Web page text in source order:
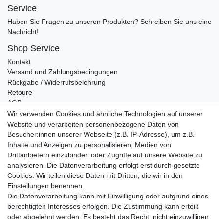
Service
Haben Sie Fragen zu unseren Produkten? Schreiben Sie uns eine
Nachricht!
Shop Service
Kontakt
Versand und Zahlungsbedingungen
Rückgabe / Widerrufsbelehrung
Retoure
AGB
Vertrag widerrufen
Informationen
Datenschutz
Impressum
Wir verschicken klimaneutral mit DPD
Wir verwenden Cookies und ähnliche Technologien auf unserer
Website und verarbeiten personenbezogene Daten von
Besucher:innen unserer Webseite (z.B. IP-Adresse), um z.B.
Inhalte und Anzeigen zu personalisieren, Medien von
Drittanbietern einzubinden oder Zugriffe auf unsere Website zu
analysieren. Die Datenverarbeitung erfolgt erst durch gesetzte
Cookies. Wir teilen diese Daten mit Dritten, die wir in den
Einstellungen benennen.
Die Datenverarbeitung kann mit Einwilligung oder aufgrund eines
berechtigten Interesses erfolgen. Die Zustimmung kann erteilt
oder abgelehnt werden. Es besteht das Recht, nicht einzuwilligen